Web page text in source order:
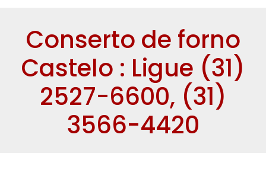
Conserto de forno
Castelo : Ligue (31)
2527-6600, (31)
3566-4420